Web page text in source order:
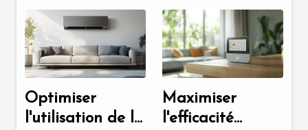
Optimiser
l'utilisation de la
Maximiser
l'efficacité